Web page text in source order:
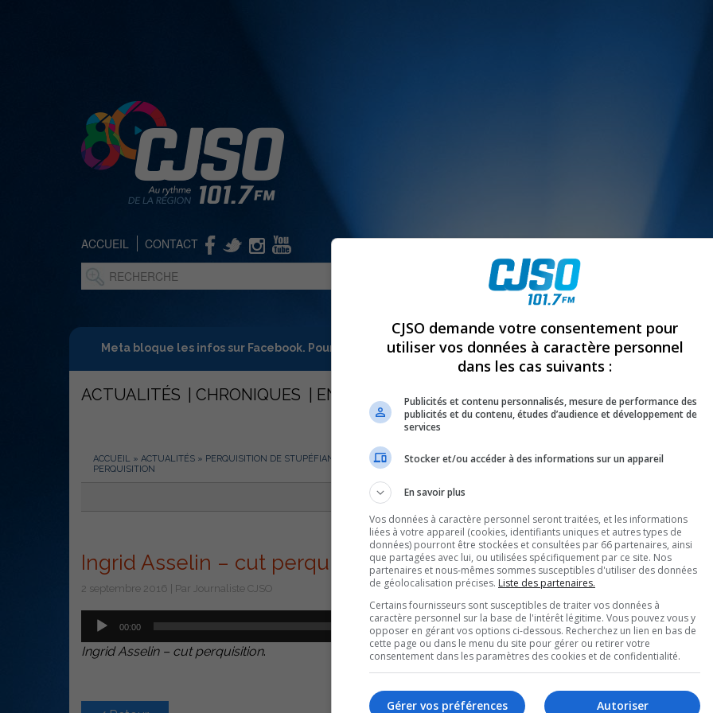
ACCUEIL CONTACT
Meta bloque les infos sur Facebook. Pour ne rien manquer à Sorel-Tracy et la région, abonne-toi à notre
ACTUALITÉS CHRONIQUES ENTREVUES OPINION ÉMISSIONS CONCOURS
ACCUEIL » ACTUALITÉS » PERQUISITION DE STUPÉFIANTS DANS UNE UNITÉ D’HABITATIONS DU RANG NORD»INGRID ASSELIN – CUT
PERQUISITION
Ingrid Asselin – cut perquisition
2 septembre 2016 | Par Journaliste CJSO
Lecteur
audio
00:00 00:00
Utilisez
les
flèches
Ingrid Asselin – cut perquisition.
CJSO demande votre consentement pour
utiliser vos données à caractère personnel
dans les cas suivants :
Publicités et contenu personnalisés, mesure de performance des
publicités et du contenu, études d’audience et développement de
services
Stocker et/ou accéder à des informations sur un appareil
En savoir plus
Vos données à caractère personnel seront traitées, et les informations
liées à votre appareil (cookies, identifiants uniques et autres types de
données) pourront être stockées et consultées par 66 partenaires, ainsi
que partagées avec lui, ou utilisées spécifiquement par ce site. Nos
partenaires et nous-mêmes sommes susceptibles d'utiliser des données
de géolocalisation précises. Liste des partenaires.
Certains fournisseurs sont susceptibles de traiter vos données à
caractère personnel sur la base de l'intérêt légitime. Vous pouvez vous y
opposer en gérant vos options ci-dessous. Recherchez un lien en bas de
cette page ou dans le menu du site pour gérer ou retirer votre
consentement dans les paramètres des cookies et de confidentialité.
Autoriser
Gérer vos préférences